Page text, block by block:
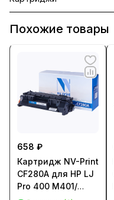
Похожие товары
658 ₽
Картридж NV-Print
CF280A для HP LJ
Pro 400 M401/